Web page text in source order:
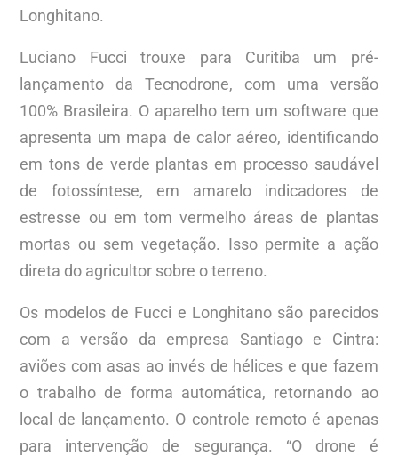
Longhitano.
Luciano Fucci trouxe para Curitiba um pré-
lançamento da Tecnodrone, com uma versão
100% Brasileira. O aparelho tem um software que
apresenta um mapa de calor aéreo, identificando
em tons de verde plantas em processo saudável
de fotossíntese, em amarelo indicadores de
estresse ou em tom vermelho áreas de plantas
mortas ou sem vegetação. Isso permite a ação
direta do agricultor sobre o terreno.
Os modelos de Fucci e Longhitano são parecidos
com a versão da empresa Santiago e Cintra:
aviões com asas ao invés de hélices e que fazem
o trabalho de forma automática, retornando ao
local de lançamento. O controle remoto é apenas
para intervenção de segurança. “O drone é